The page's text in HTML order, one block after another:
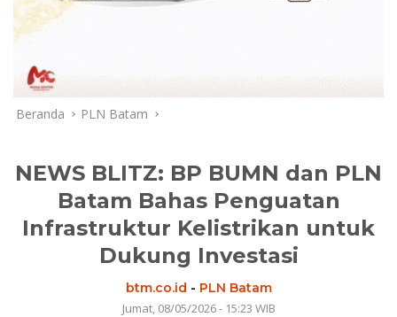
Beranda PLN Batam
NEWS BLITZ: BP BUMN dan PLN
Batam Bahas Penguatan
Infrastruktur Kelistrikan untuk
Dukung Investasi
btm.co.id - PLN Batam
Jumat, 08/05/2026 - 15:23 WIB